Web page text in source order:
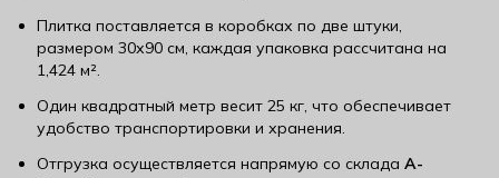
Плитка поставляется в коробках по две штуки,
размером 30х90 см, каждая упаковка рассчитана на
1,424 м².
Один квадратный метр весит 25 кг, что обеспечивает
удобство транспортировки и хранения.
Отгрузка осуществляется напрямую со склада A-